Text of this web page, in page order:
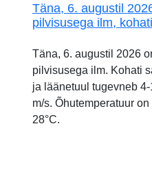
Täna, 6. augustil
pilvisusega ilm,
Täna, 6. augustil 2026
pilvisusega ilm. Kohati
ja läänetuul tugevneb
m/s. Õhutemperatuur
28°C.